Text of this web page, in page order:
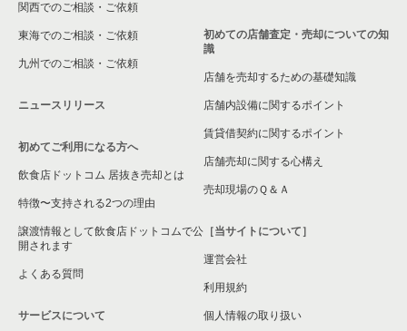
関西でのご相談・ご依頼
東海でのご相談・ご依頼
九州でのご相談・ご依頼
ニュースリリース
初めてご利用になる方へ
飲食店ドットコム 居抜き売却とは
特徴〜支持される2つの理由
譲渡情報として飲食店ドットコムで公
開されます
よくある質問
サービスについて
初めての店舗査定・売却についての知
識
店舗を売却するための基礎知識
店舗内設備に関するポイント
賃貸借契約に関するポイント
店舗売却に関する心構え
売却現場のＱ＆Ａ
［当サイトについて］
運営会社
利用規約
個人情報の取り扱い